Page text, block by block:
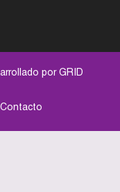
porGRID
Contacto